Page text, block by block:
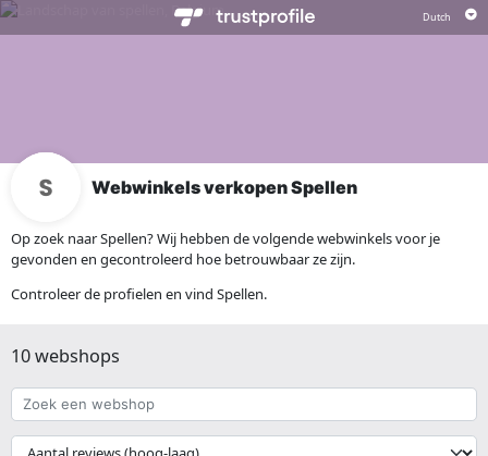
Webwinkels verkopen Spellen
Op zoek naar Spellen? Wij hebben de volgende webwinkels voor je
gevonden en gecontroleerd hoe betrouwbaar ze zijn.
Controleer de profielen en vind Spellen.
10 webshops
Zoek
een
webshop
{{